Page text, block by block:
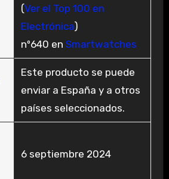
(Ver el Top 100 en
Electrónica)
nº640 en Smartwatches
Este producto se puede
enviar a España y a otros
países seleccionados.
6 septiembre 2024